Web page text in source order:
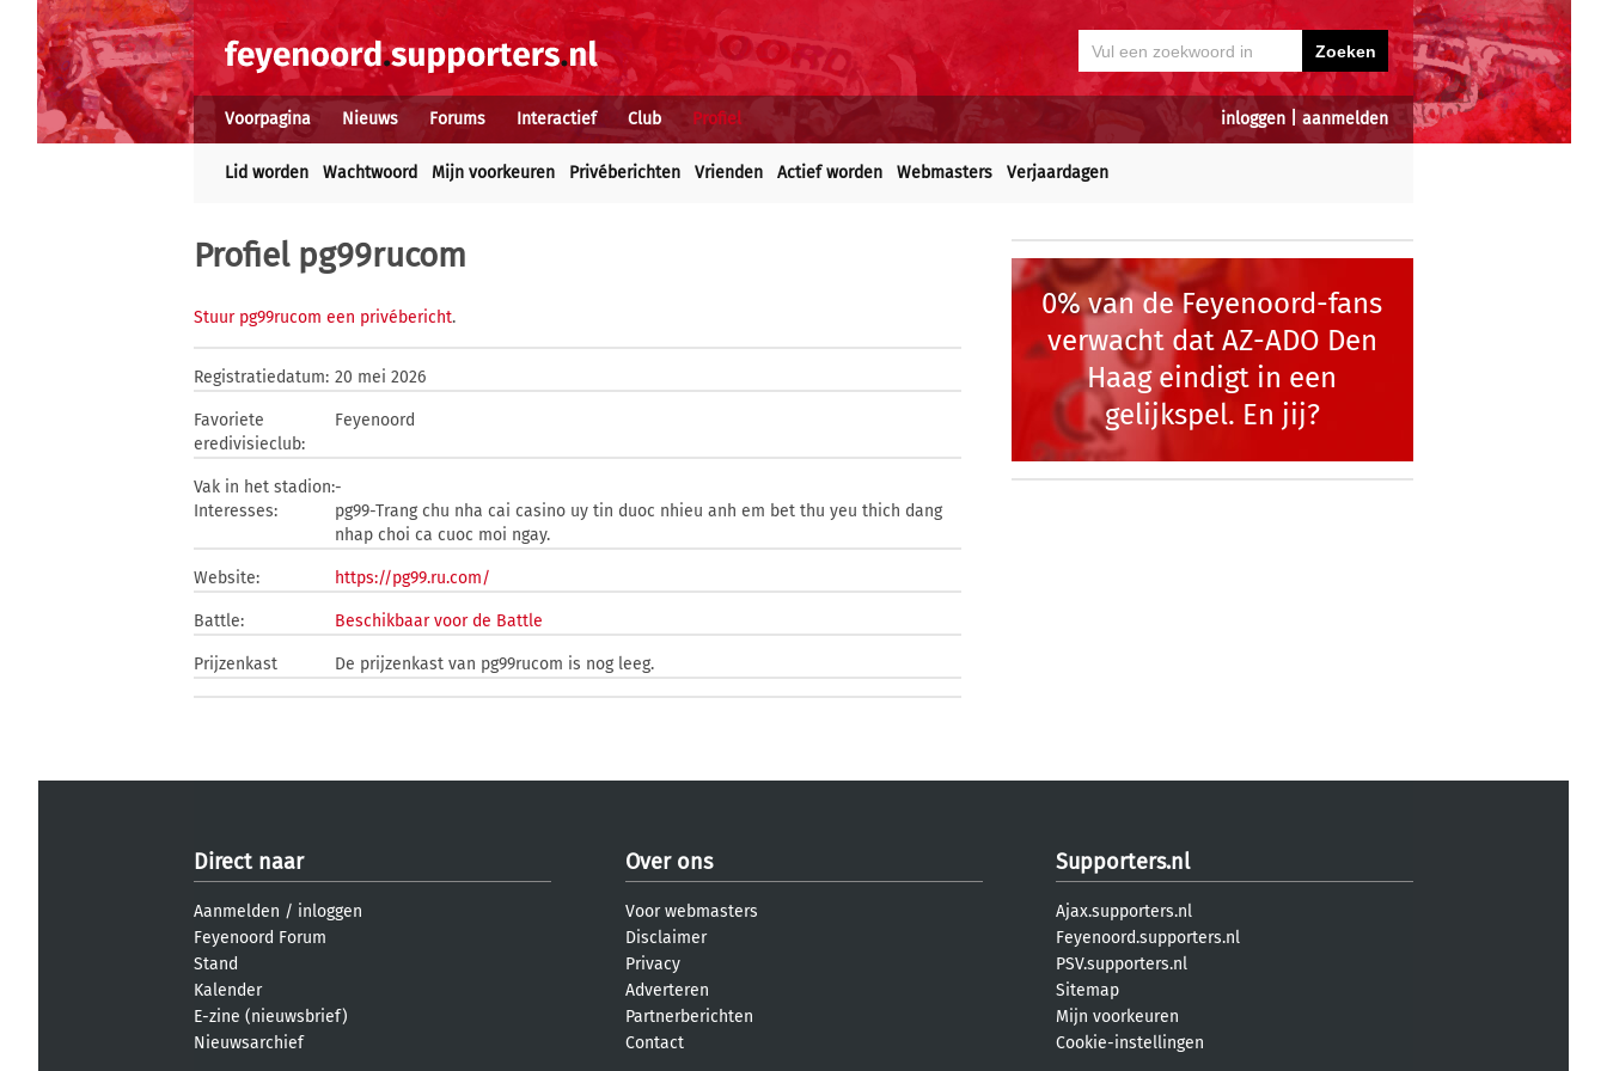
inloggen aanmelden
Voorpagina Nieuws Forums Interactief Club Profiel
Lid worden Wachtwoord Mijn voorkeuren Privéberichten Vrienden Actief worden Webmasters Verjaardagen
Profiel pg99rucom
Stuur pg99rucom een privébericht.
Registratiedatum: 20 mei 2026
Favoriete
eredivisieclub:
Feyenoord
Vak in het stadion:-
Interesses:
pg99-Trang chu nha cai casino uy tin duoc nhieu anh em bet thu yeu thich dang
nhap choi ca cuoc moi ngay.
Website: https://pg99.ru.com/
Battle: Beschikbaar voor de Battle
Prijzenkast De prijzenkast van pg99rucom is nog leeg.
0% van de Feyenoord-fans
verwacht dat AZ-ADO Den
Haag eindigt in een
gelijkspel. En jij?
Direct naar
Aanmelden / inloggen
Feyenoord Forum
Stand
Kalender
E-zine (nieuwsbrief)
Nieuwsarchief
Over ons
Voor webmasters
Disclaimer
Privacy
Adverteren
Partnerberichten
Contact
Supporters.nl
Ajax.supporters.nl
Feyenoord.supporters.nl
PSV.supporters.nl
Sitemap
Mijn voorkeuren
Cookie-instellingen